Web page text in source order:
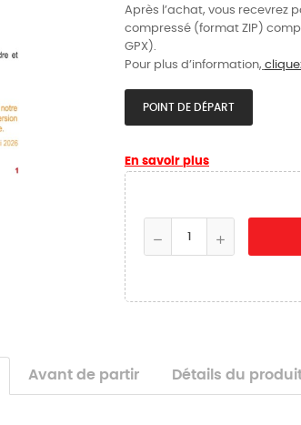
Après l’achat, vous recevrez
compressé (format ZIP)
GPX).
Pour plus d’information,
POINT DE DÉPART
En savoir plus
Avant de partir Détails du